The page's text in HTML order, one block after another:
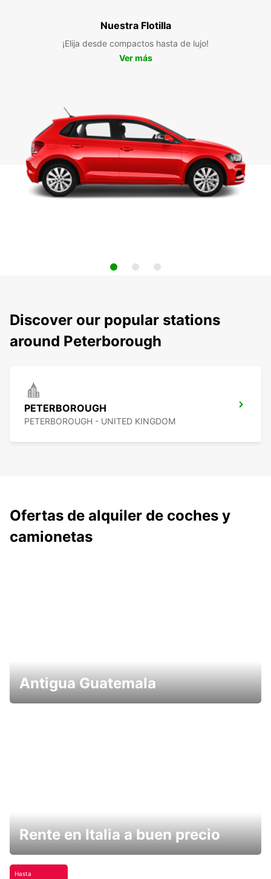
Nuestra Flotilla
¡Elija desde compactos hasta de lujo!
Ver más
Discover our popular stations
around Peterborough
PETERBOROUGH
PETERBOROUGH - UNITED KINGDOM
Ofertas de alquiler de coches y
camionetas
Antigua Guatemala
Rente en Italia a buen precio
Hasta